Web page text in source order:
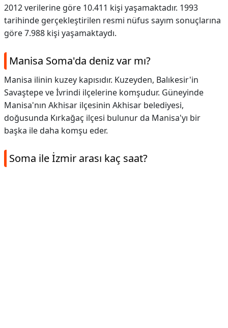
2012 verilerine göre 10.411 kişi yaşamaktadır. 1993
tarihinde gerçekleştirilen resmi nüfus sayım sonuçlarına
göre 7.988 kişi yaşamaktaydı.
Manisa Soma'da deniz var mı?
Manisa ilinin kuzey kapısıdır. Kuzeyden, Balıkesir'in
Savaştepe ve İvrindi ilçelerine komşudur. Güneyinde
Manisa'nın Akhisar ilçesinin Akhisar belediyesi,
doğusunda Kırkağaç ilçesi bulunur da Manisa'yı bir
başka ile daha komşu eder.
Soma ile İzmir arası kaç saat?